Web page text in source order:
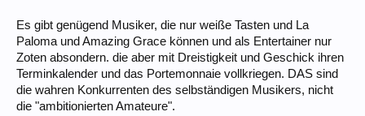
Es gibt genügend Musiker, die nur weiße Tasten und La
Paloma und Amazing Grace können und als Entertainer nur
Zoten absondern. die aber mit Dreistigkeit und Geschick ihren
Terminkalender und das Portemonnaie vollkriegen. DAS sind
die wahren Konkurrenten des selbständigen Musikers, nicht
die "ambitionierten Amateure".